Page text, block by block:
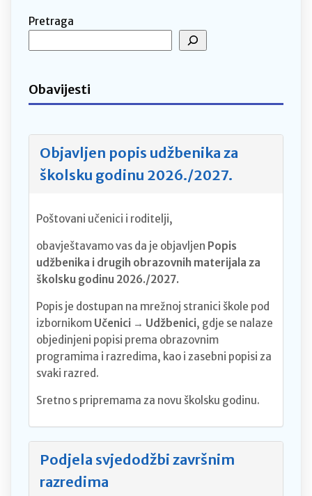
Pretraga
Obavijesti
Objavljen popis udžbenika za
školsku godinu 2026./2027.
Poštovani učenici i roditelji,
obavještavamo vas da je objavljen Popis
udžbenika i drugih obrazovnih materijala za
školsku godinu 2026./2027.
Popis je dostupan na mrežnoj stranici škole pod
izbornikom Učenici → Udžbenici, gdje se nalaze
objedinjeni popisi prema obrazovnim
programima i razredima, kao i zasebni popisi za
svaki razred.
Sretno s pripremama za novu školsku godinu.
Podjela svjedodžbi završnim
razredima